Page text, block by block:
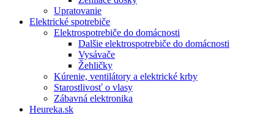
Upratovanie
Elektrické spotrebiče
Elektrospotrebiče do domácnosti
Dalšie elektrospotrebiče do domácnosti
Vysávače
Žehličky
Kúrenie, ventilátory a elektrické krby
Starostlivosť o vlasy
Zábavná elektronika
Heureka.sk